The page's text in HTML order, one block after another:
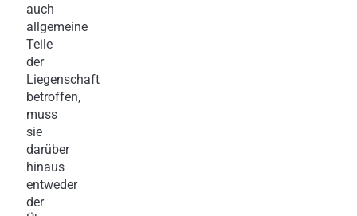
auch
allgemeine
Teile
der
Liegenschaft
betroffen,
muss
sie
darüber
hinaus
entweder
der